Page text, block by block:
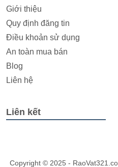
Giới thiệu
Quy định đăng tin
Điều khoản sử dụng
An toàn mua bán
Blog
Liên hệ
Liên kết
Copyright © 2025 -